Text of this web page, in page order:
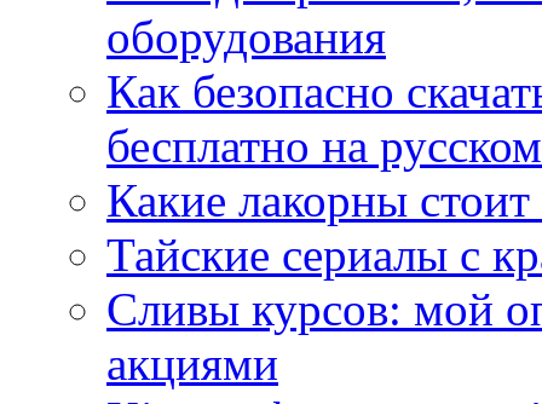
оборудования
Как безопасно
бесплатно на
Какие лакорны
Тайские сериалы с
Сливы курсов: мой
акциями